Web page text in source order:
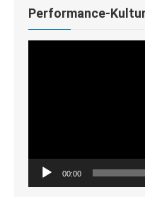
Performance-
00:00